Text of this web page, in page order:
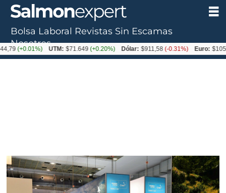
Bolsa Laboral Revistas Sin Escamas
Nosotros
UTM: $71.649(+0.20%) Dólar: $911,58(-0.31%) Euro: $1053,36(-